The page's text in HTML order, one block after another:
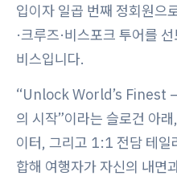
입이자 일곱 번째 정회원으
·크루즈·비스포크 투어를
비스입니다.
“Unlock World’s Finest –
의 시작”이라는 슬로건 아
이터, 그리고 1:1 전담 테일
합해 여행자가 자신의 내면